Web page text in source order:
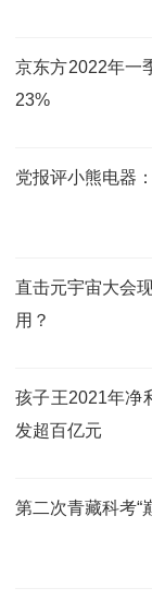
京东方2022年一
23%
党报评小熊电器
直击元宇宙大会
用？
孩子王2021年净
发超百亿元
第二次青藏科考“